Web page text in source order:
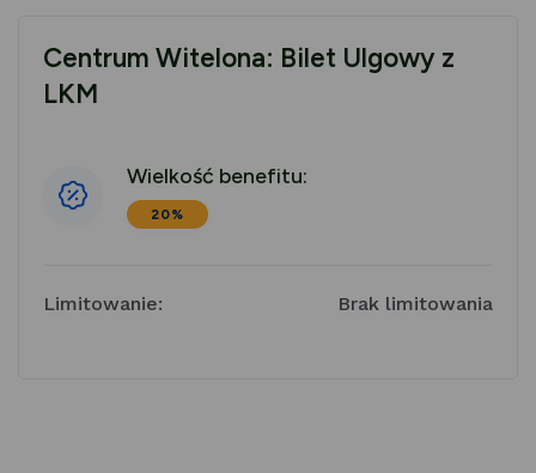
Centrum Witelona: Bilet Ulgowy z
LKM
Wielkość benefitu:
20%
Limitowanie: Brak limitowania